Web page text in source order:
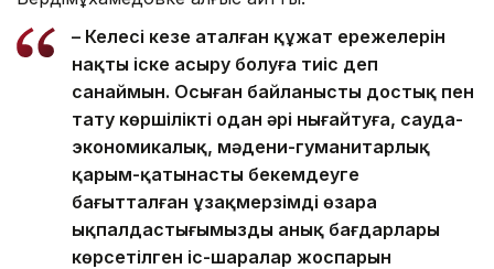
– Келесі кезең аталған құжат ережелерін
нақты іске асыру болуға тиіс деп
санаймын. Осыған байланысты достық пен
тату көршілікті одан әрі нығайтуға, сауда-
экономикалық, мәдени-гуманитарлық
қарым-қатынасты бекемдеуге
бағытталған ұзақмерзімді өзара
ықпалдастығымыздың анық бағдарлары
көрсетілген іс-шаралар жоспарын